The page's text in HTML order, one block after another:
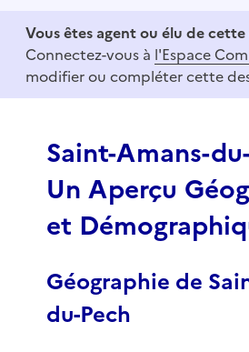
f
Vous êtes agent ou élu de
Connectez-vous à l'Espace
modifier ou compléter cette
Saint-Amans-
Un Aperçu
et
Géographie de
du-Pech